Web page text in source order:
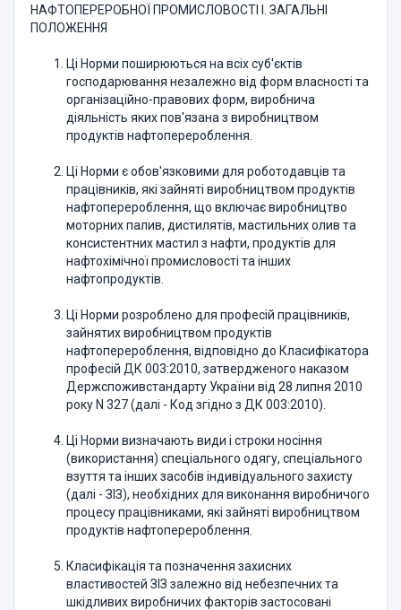
НАФТОПЕРЕРОБНОЇ ПРОМИСЛОВОСТІ I. ЗАГАЛЬНІ
ПОЛОЖЕННЯ
Ці Норми поширюються на всіх суб'єктів
господарювання незалеж­но від форм власності та
організаційно-правових форм, виробнича
діяльність яких пов'язана з виробництвом
продуктів нафтоперероблення.
Ці Норми є обов'язковими для роботодавців та
працівників, які за­йняті виробництвом продуктів
нафтоперероблення, що включає виробництво
моторних палив, дистилятів, мастильних олив та
консистентних мастил з на­фти, продуктів для
нафтохімічної промисловості та інших
нафтопродуктів.
Ці Норми розроблено для професій працівників,
зайнятих виробниц­твом продуктів
нафтоперероблення, відповідно до Класифікатора
професій ДК 003:2010, затвердженого наказом
Держспоживстандарту України від 28 липня 2010
року N 327 (далі - Код згідно з ДК 003:2010).
Ці Норми визначають види і строки носіння
(використання) спеціа­льного одягу, спеціального
взуття та інших засобів індивідуального захисту
(далі - ЗІЗ), необхідних для виконання виробничого
процесу працівниками, які зайняті виробництвом
продуктів нафтоперероблення.
Класифікація та позначення захисних
властивостей ЗІЗ залежно від небезпечних та
шкідливих виробничих факторів застосовані